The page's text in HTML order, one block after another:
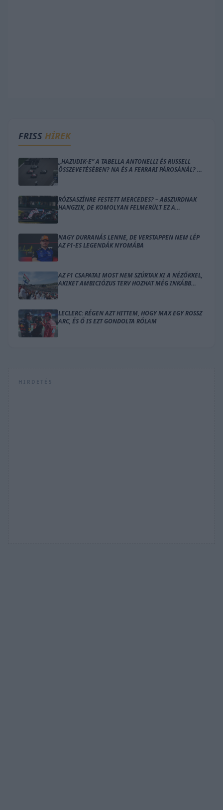
FRISS HÍREK
„HAZUDIK-E” A TABELLA ANTONELLI ÉS RUSSELL
ÖSSZEVETÉSÉBEN? NA ÉS A FERRARI PÁROSÁNÁL? –
RÓZSASZÍNRE FESTETT MERCEDES? – ABSZURDNAK
HANGZIK, DE KOMOLYAN FELMERÜLT EZ A
NAGY DURRANÁS LENNE, DE VERSTAPPEN NEM LÉP
AZ F1-ES LEGENDÁK NYOMÁBA
AZ F1 CSAPATAI MOST NEM SZÚRTAK KI A NÉZŐKKEL,
AKIKET AMBICIÓZUS TERV HOZHAT MÉG INKÁBB
LECLERC: RÉGEN AZT HITTEM, HOGY MAX EGY ROSSZ
ARC, ÉS Ő IS EZT GONDOLTA RÓLAM
HIRDETÉS